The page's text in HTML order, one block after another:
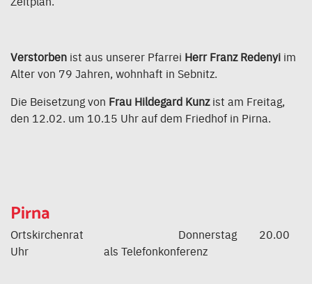
Verstorben ist aus unserer Pfarrei Herr Franz Redenyi im
Alter von 79 Jahren, wohnhaft in Sebnitz.
Die Beisetzung von Frau Hildegard Kunzist am Freitag,
den 12.02. um 10.15 Uhr auf dem Friedhof in Pirna.
Pirna
Ortskirchenrat Donnerstag 20.00
Uhr als Telefonkonferenz